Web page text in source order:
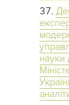
науки